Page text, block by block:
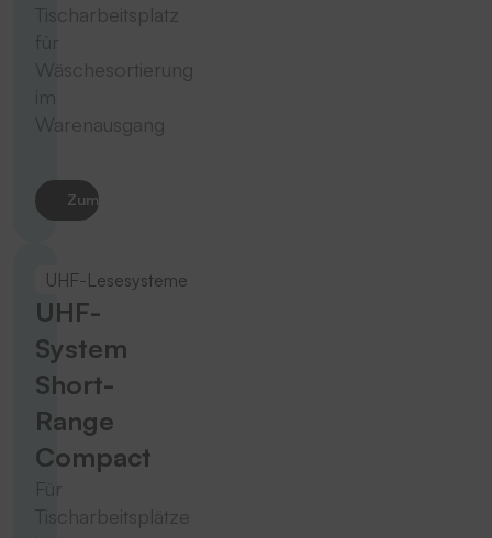
Tischarbeitsplatz
für
Wäschesortierung
Warenausgang
Zum Produkt
UHF-Lesesysteme
UHF-
System
Short-
Range
Compact
Für
Tischarbeitsplätze